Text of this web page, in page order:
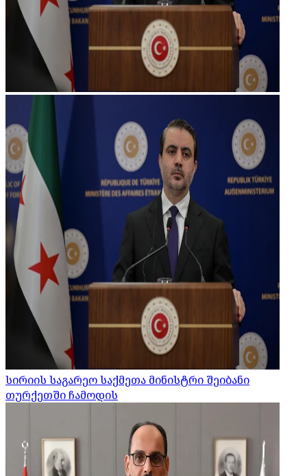
სირიის საგარეო საქმეთა მინისტრი შეიბანი
თურქეთში ჩამოდის